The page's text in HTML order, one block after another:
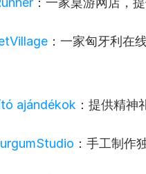
：一家匈牙利在
ajándékok ：提供精神
：手工制作